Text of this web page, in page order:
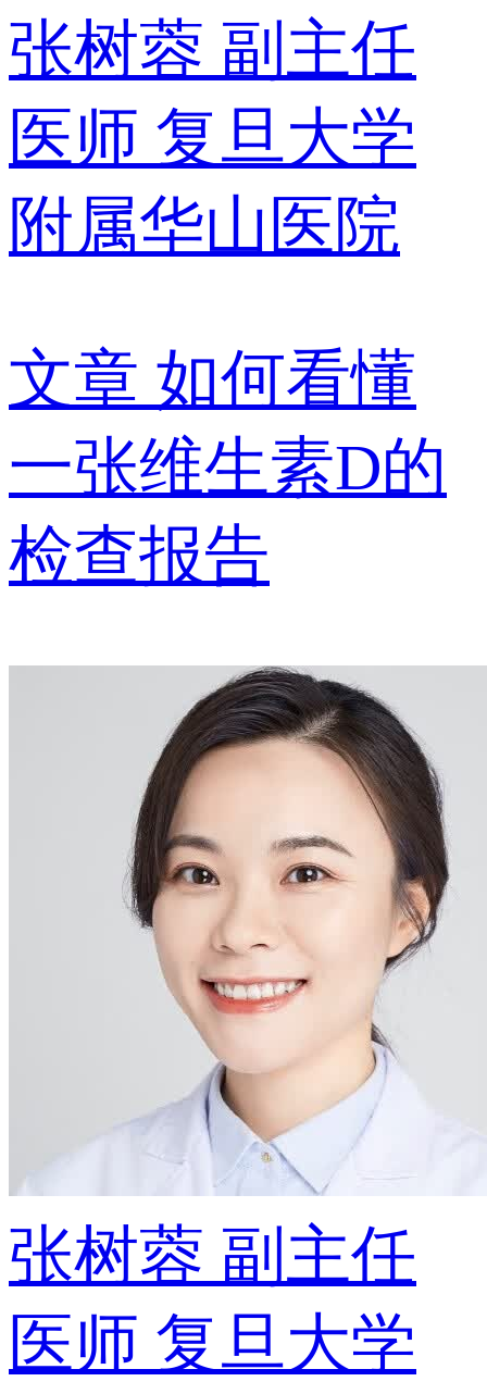
张树蓉 副主任
医师 复旦大学
附属华山医院
文章 如何看懂
一张维生素D的
检查报告
张树蓉 副主任
医师 复旦大学